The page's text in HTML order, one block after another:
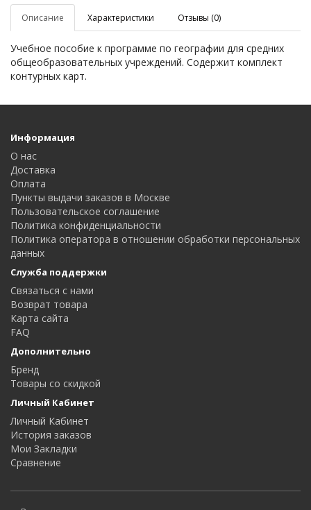
Описание Характеристики Отзывы (0)
Учебное пособие к программе по географии для средних
общеобразовательных учреждений. Содержит комплект
контурных карт.
Информация
О нас
Доставка
Оплата
Пункты выдачи заказов в Москве
Пользовательское соглашение
Политика конфиденциальности
Политика оператора в отношении обработки персональных
данных
Служба поддержки
Связаться с нами
Возврат товара
Карта сайта
FAQ
Дополнительно
Бренд
Товары со скидкой
Личный Кабинет
Личный Кабинет
История заказов
Мои Закладки
Сравнение